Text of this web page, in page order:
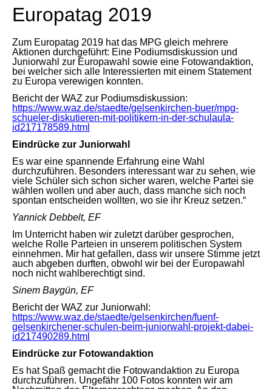
Europatag 2019
Zum Europatag 2019 hat das MPG gleich mehrere
Aktionen durchgeführt: Eine Podiumsdiskussion und
Juniorwahl zur Europawahl sowie eine Fotowandaktion,
bei welcher sich alle Interessierten mit einem Statement
zu Europa verewigen konnten.
Bericht der WAZ zur Podiumsdiskussion:
https://www.waz.de/staedte/gelsenkirchen-buer/mpg-
schueler-diskutieren-mit-politikern-in-der-schulaula-
id217178589.html
Eindrücke zur Juniorwahl
Es war eine spannende Erfahrung eine Wahl
durchzuführen. Besonders interessant war zu sehen, wie
viele Schüler sich schon sicher waren, welche Partei sie
wählen wollen und aber auch, dass manche sich noch
spontan entscheiden wollten, wo sie ihr Kreuz setzen.“
Yannick Debbelt, EF
Im Unterricht haben wir zuletzt darüber gesprochen,
welche Rolle Parteien in unserem politischen System
einnehmen. Mir hat gefallen, dass wir unsere Stimme jetzt
auch abgeben durften, obwohl wir bei der Europawahl
noch nicht wahlberechtigt sind.
Sinem Baygün, EF
Bericht der WAZ zur Juniorwahl:
https://www.waz.de/staedte/gelsenkirchen/fuenf-
gelsenkirchener-schulen-beim-juniorwahl-projekt-dabei-
id217490289.html
Eindrücke zur Fotowandaktion
Es hat Spaß gemacht die Fotowandaktion zu Europa
durchzuführen. Ungefähr 100 Fotos konnten wir am